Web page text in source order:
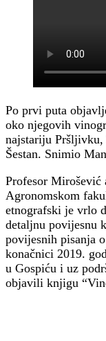
Po prvi puta
oko njegovih
najstariju Pršljivku,
Šestan. Snimio
Profesor Mirošević
Agronomskom
etnografski je vrlo
detaljnu povijesnu
povijesnih pisanja
konačnici 2019.
u Gospiću i uz
objavili knjigu